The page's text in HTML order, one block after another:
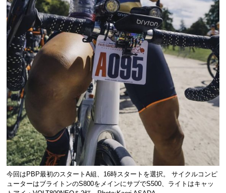
今回はPBP最初のスタートA組、16時スタートを選択。 サイクルコンピ
ューターはブライトンのS800をメインにサブでS500、ライトはキャッ